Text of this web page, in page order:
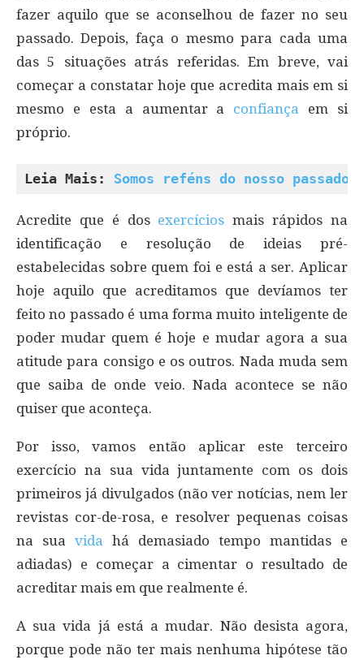
fazer aquilo que se aconselhou de fazer no seu
passado. Depois, faça o mesmo para cada uma
das 5 situações atrás referidas. Em breve, vai
começar a constatar hoje que acredita mais em si
mesmo e esta a aumentar a confiança
em si
próprio.
Leia Mais: Somos reféns do nosso passado?
Acredite que é dos exercícios mais rápidos na
identificação e resolução de ideias pré-
estabelecidas sobre quem foi e está a ser. Aplicar
hoje aquilo que acreditamos que devíamos ter
feito no passado é uma forma muito inteligente de
poder mudar quem é hoje e mudar agora a sua
atitude para consigo e os outros. Nada muda sem
que saiba de onde veio. Nada acontece se não
quiser que aconteça.
Por isso, vamos então aplicar este terceiro
exercício na sua vida juntamente com os dois
primeiros já divulgados (não ver notícias, nem ler
revistas cor-de-rosa, e resolver pequenas coisas
na sua vida há demasiado tempo mantidas e
adiadas) e começar a cimentar o resultado de
acreditar mais em que realmente é.
A sua vida já está a mudar. Não desista agora,
porque pode não ter mais nenhuma hipótese tão